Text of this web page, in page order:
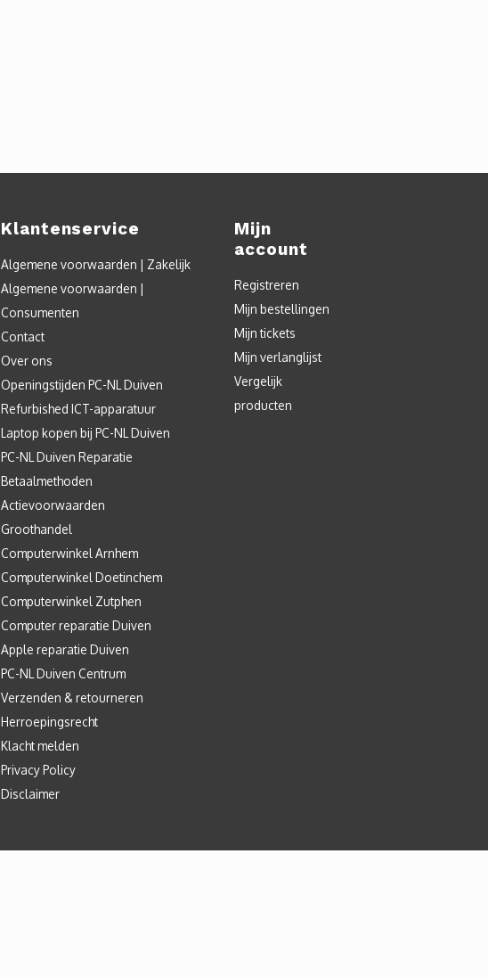
Klantenservice
Algemene voorwaarden | Zakelijk
Algemene voorwaarden |
Consumenten
Contact
Over ons
Openingstijden PC-NL Duiven
Refurbished ICT-apparatuur
Laptop kopen bij PC-NL Duiven
PC-NL Duiven Reparatie
Betaalmethoden
Actievoorwaarden
Groothandel
Computerwinkel Arnhem
Computerwinkel Doetinchem
Computerwinkel Zutphen
Computer reparatie Duiven
Apple reparatie Duiven
PC-NL Duiven Centrum
Verzenden & retourneren
Herroepingsrecht
Klacht melden
Privacy Policy
Disclaimer
Mijn
account
Registreren
Mijn bestellingen
Mijn tickets
Mijn verlanglijst
Vergelijk
producten